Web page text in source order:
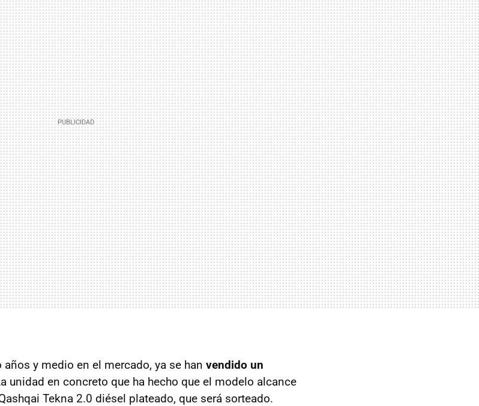
y medio en el mercado, ya se han vendido un
unidad en concreto que ha hecho que el modelo alcance
Tekna 2.0 diésel plateado, que será sorteado.